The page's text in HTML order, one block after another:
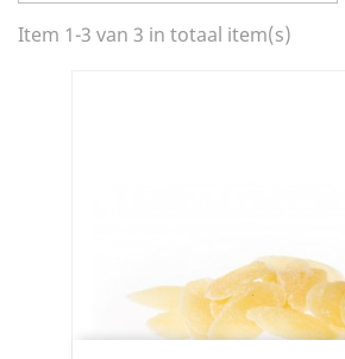
Item 1-3 van 3 in totaal item(s)